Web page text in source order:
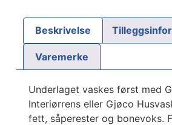
Beskrivelse
Varemerke
Underlaget vaskes først med
Interiørrens eller Gjøco
fett, såperester og bonevoks.